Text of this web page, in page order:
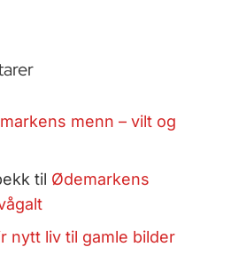
menn – vilt og
til Ødemarkens
nytt liv til gamle bilder